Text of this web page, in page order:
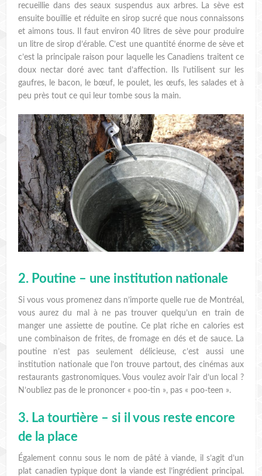
recueillie dans des seaux suspendus aux arbres. La sève est
ensuite bouillie et réduite en sirop sucré que nous connaissons
et aimons tous. Il faut environ 40 litres de sève pour produire
un litre de sirop d’érable. C’est une quantité énorme de sève et
c’est la principale raison pour laquelle les Canadiens traitent ce
doux nectar doré avec tant d’affection. Ils l’utilisent sur les
gaufres, le bacon, le bœuf, le poulet, les œufs, les salades et à
peu près tout ce qui leur tombe sous la main.
2. Poutine – une institution nationale
Si vous vous promenez dans n’importe quelle rue de Montréal,
vous aurez du mal à ne pas trouver quelqu’un en train de
manger une assiette de poutine. Ce plat riche en calories est
une combinaison de frites, de fromage en dés et de sauce. La
poutine n’est pas seulement délicieuse, c’est aussi une
institution nationale que l’on trouve partout, des cinémas aux
restaurants gastronomiques. Vous voulez avoir l’air d’un local ?
N’oubliez pas de le prononcer « poo-tin », pas « poo-teen ».
3. La tourtière – si il vous reste encore
de la place
Également connu sous le nom de pâté à viande, il s’agit d’un
plat canadien typique dont la viande est l’ingrédient principal.